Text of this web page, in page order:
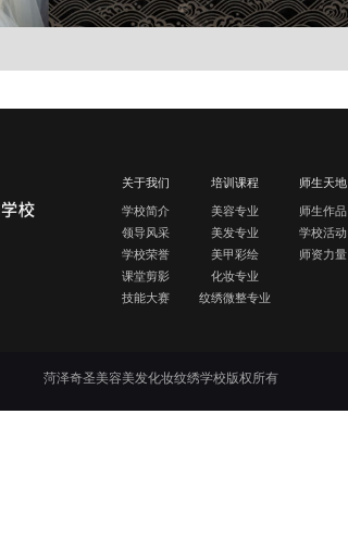
关于我们
学校简介
领导风采
学校荣誉
课堂剪影
技能大赛
培训课程
美容专业
美发专业
美甲彩绘
化妆专业
纹绣微整专业
师生天地
师生作品
学校活动
师资力量
菏泽奇圣美容美发化妆纹绣学校版权所有